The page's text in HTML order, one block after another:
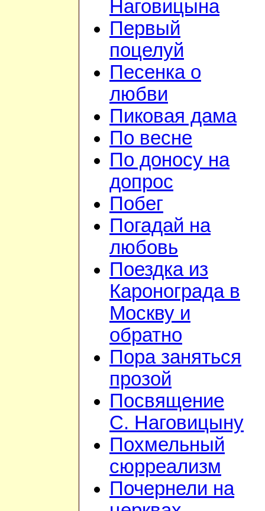
Наговицына
Первый
поцелуй
Песенка о
любви
Пиковая дама
По весне
По доносу на
допрос
Побег
Погадай на
любовь
Поездка из
Каронограда в
Москву и
обратно
Пора заняться
прозой
Посвящение
С. Наговицыну
Похмельный
сюрреализм
Почернели на